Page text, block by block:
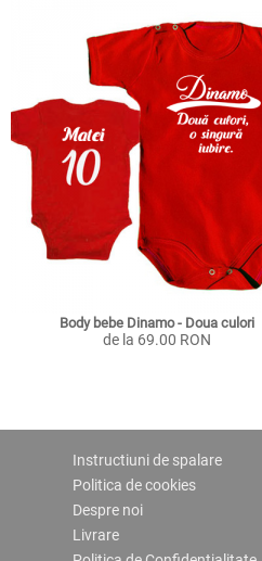
Body bebe Dinamo - Doua culori
de la 69.00 RON
Instructiuni de spalare
Politica de cookies
Despre noi
Livrare